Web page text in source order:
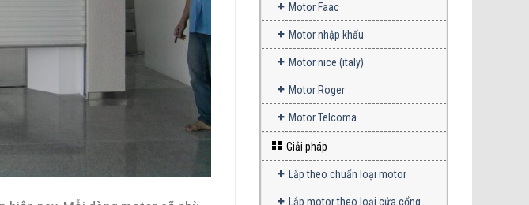
Motor Faac
Motor nhập khẩu
Motor nice (italy)
Motor Roger
Motor Telcoma
Giải pháp
Lắp theo chuẩn loại motor
Lắp motor theo loại cửa cổng